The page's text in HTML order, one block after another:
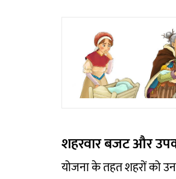
शहरवार बजट और
योजना के तहत शहरों को